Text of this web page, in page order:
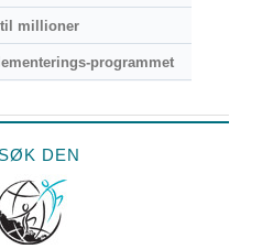
millioner
programmet
DEN